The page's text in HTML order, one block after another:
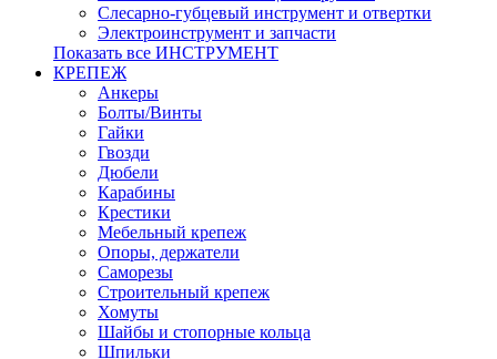
Слесарно-губцевый инструмент и отвертки
Электроинструмент и запчасти
Показать все ИНСТРУМЕНТ
КРЕПЕЖ
Анкеры
Болты/Винты
Гайки
Гвозди
Дюбели
Карабины
Крестики
Мебельный крепеж
Опоры, держатели
Саморезы
Строительный крепеж
Хомуты
Шайбы и стопорные кольца
Шпильки